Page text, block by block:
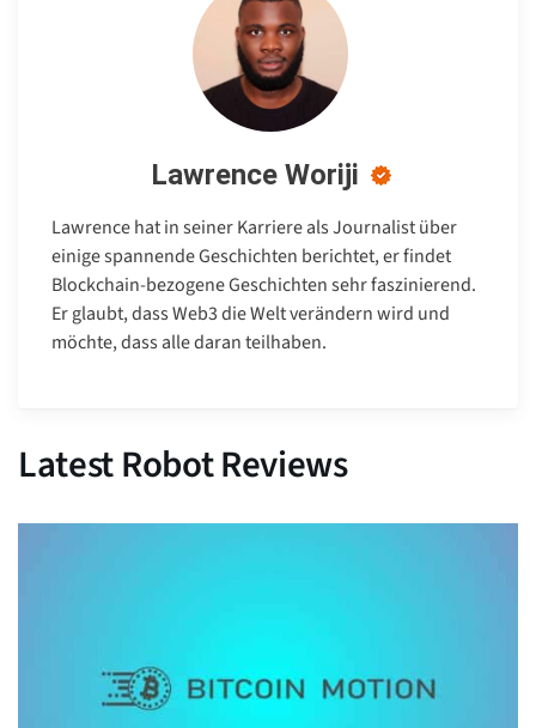
Lawrence Woriji
Lawrence hat in seiner Karriere als Journalist über
einige spannende Geschichten berichtet, er findet
Blockchain-bezogene Geschichten sehr faszinierend.
Er glaubt, dass Web3 die Welt verändern wird und
möchte, dass alle daran teilhaben.
Latest Robot Reviews